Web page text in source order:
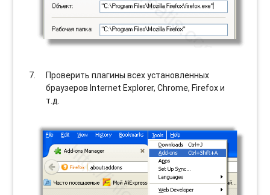
Проверить плагины всех установленных
браузеров Internet Explorer, Chrome, Firefox и
т.д.